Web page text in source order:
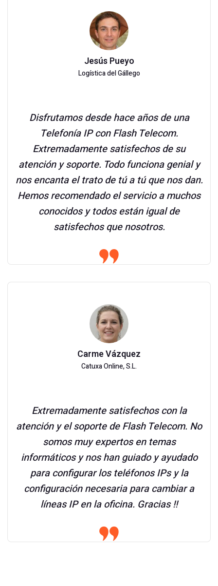
Jesús Pueyo
Logística del Gállego
Disfrutamos desde hace años de una
Telefonía IP con Flash Telecom.
Extremadamente satisfechos de su
atención y soporte. Todo funciona genial y
nos encanta el trato de tú a tú que nos dan.
Hemos recomendado el servicio a muchos
conocidos y todos están igual de
satisfechos que nosotros.
Carme Vázquez
Catuxa Online, S.L.
Extremadamente satisfechos con la
atención y el soporte de Flash Telecom. No
somos muy expertos en temas
informáticos y nos han guiado y ayudado
para configurar los teléfonos IPs y la
configuración necesaria para cambiar a
líneas IP en la oficina. Gracias !!